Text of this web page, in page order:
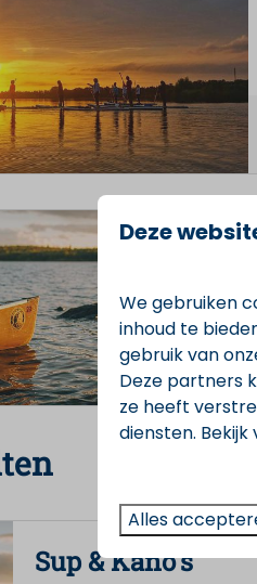
Sup & Kano's
Deze
We gebruiken
inhoud te
gebruik van
Deze partners
ze heeft
diensten.
Alles